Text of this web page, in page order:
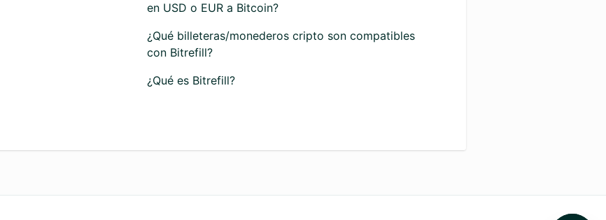
en USD o EUR a Bitcoin?
¿Qué billeteras/monederos cripto son compatibles
con Bitrefill?
¿Qué es Bitrefill?